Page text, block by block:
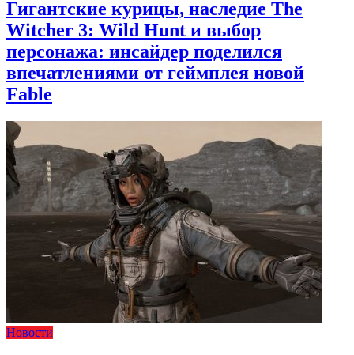
Гигантские курицы, наследие The
Witcher 3: Wild Hunt и выбор
персонажа: инсайдер поделился
впечатлениями от геймплея новой
Fable
Новости